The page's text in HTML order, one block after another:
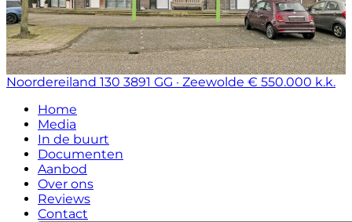
Noordereiland 130 3891 GG · Zeewolde € 550.000 k.k.
Home
Media
In de buurt
Documenten
Aanbod
Over ons
Reviews
Contact